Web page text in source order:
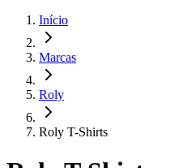
Início
Marcas
Roly
Roly T-Shirts